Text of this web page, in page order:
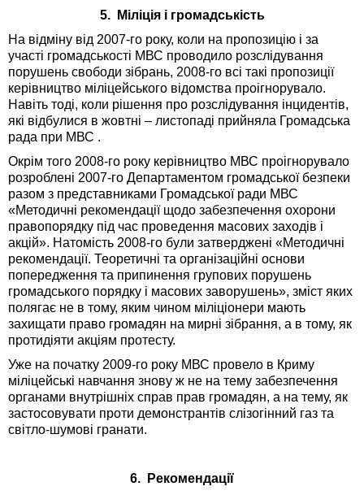
5. Міліція і громадськість
На відміну від 2007-го року, коли на пропозицію і за
участі громадськості МВС проводило розслідування
порушень свободи зібрань, 2008-го всі такі пропозиції
керівництво міліцейського відомства проігнорувало.
Навіть тоді, коли рішення про розслідування інцидентів,
які відбулися в жовтні – листопаді прийняла Громадська
рада при МВС .
Окрім того 2008-го року керівництво МВС проігнорувало
розроблені 2007-го Департаментом громадської безпеки
разом з представниками Громадської ради МВС
«Методичні рекомендації щодо забезпечення охорони
правопорядку під час проведення масових заходів і
акцій». Натомість 2008-го були затверджені «Методичні
рекомендації. Теоретичні та організаційні основи
попередження та припинення групових порушень
громадського порядку і масових заворушень», зміст яких
полягає не в тому, яким чином міліціонери мають
захищати право громадян на мирні зібрання, а в тому, як
протидіяти акціям протесту.
Уже на початку 2009-го року МВС провело в Криму
міліцейські навчання знову ж не на тему забезпечення
органами внутрішніх справ прав громадян, а на тему, як
застосовувати проти демонстрантів слізогінний газ та
світло-шумові гранати.
6. Рекомендації